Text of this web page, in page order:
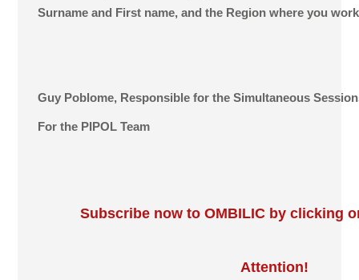
Surname and First name, and the Region where you
Guy Poblome, Responsible for the Simultaneous
For the PIPOL Team
Subscribe now to OMBILIC by clicking
Attention!